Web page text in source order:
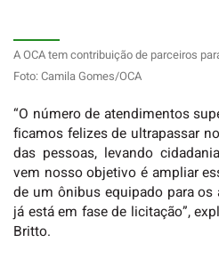
A OCA tem contribuição de parceiros
Foto: Camila Gomes/OCA
“O número de atendimentos
ficamos felizes de ultrapassar
das pessoas, levando
vem nosso objetivo é ampliar
de um ônibus equipado para os
já está em fase de licitação”,
Britto.